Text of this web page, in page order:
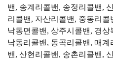
밴, 송계리콜밴, 송정리콜밴,
리콜밴, 자산리콜밴, 중동리
낙동면콜밴, 상주시콜밴, 경상
낙동리콜밴, 동곡리콜밴, 매
밴, 산현리콜밴, 송촌리콜밴,